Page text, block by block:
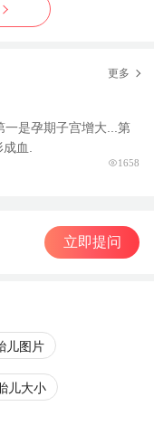
更多
一是孕期子宫增大...第
成血.
1658
立即提问
儿图片
儿大小